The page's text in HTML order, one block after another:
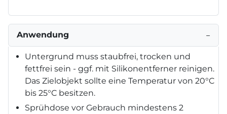
Anwendung −
Untergrund muss staubfrei, trocken und
fettfrei sein - ggf. mit Silikonentferner reinigen.
Das Zielobjekt sollte eine Temperatur von 20°C
bis 25°C besitzen.
Sprühdose vor Gebrauch mindestens 2